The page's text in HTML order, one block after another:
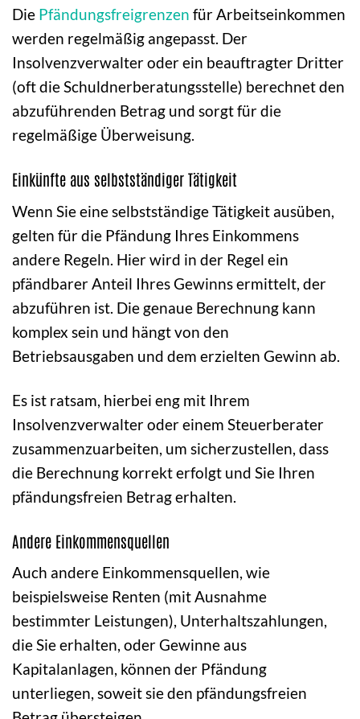
Die Pfändungsfreigrenzen für Arbeitseinkommen
werden regelmäßig angepasst. Der
Insolvenzverwalter oder ein beauftragter Dritter
(oft die Schuldnerberatungsstelle) berechnet den
abzuführenden Betrag und sorgt für die
regelmäßige Überweisung.
Einkünfte aus selbstständiger Tätigkeit
Wenn Sie eine selbstständige Tätigkeit ausüben,
gelten für die Pfändung Ihres Einkommens
andere Regeln. Hier wird in der Regel ein
pfändbarer Anteil Ihres Gewinns ermittelt, der
abzuführen ist. Die genaue Berechnung kann
komplex sein und hängt von den
Betriebsausgaben und dem erzielten Gewinn ab.
Es ist ratsam, hierbei eng mit Ihrem
Insolvenzverwalter oder einem Steuerberater
zusammenzuarbeiten, um sicherzustellen, dass
die Berechnung korrekt erfolgt und Sie Ihren
pfändungsfreien Betrag erhalten.
Andere Einkommensquellen
Auch andere Einkommensquellen, wie
beispielsweise Renten (mit Ausnahme
bestimmter Leistungen), Unterhaltszahlungen,
die Sie erhalten, oder Gewinne aus
Kapitalanlagen, können der Pfändung
unterliegen, soweit sie den pfändungsfreien